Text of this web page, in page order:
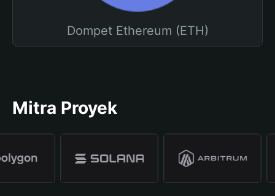
Dompet Ethereum (ETH)
Mitra Proyek